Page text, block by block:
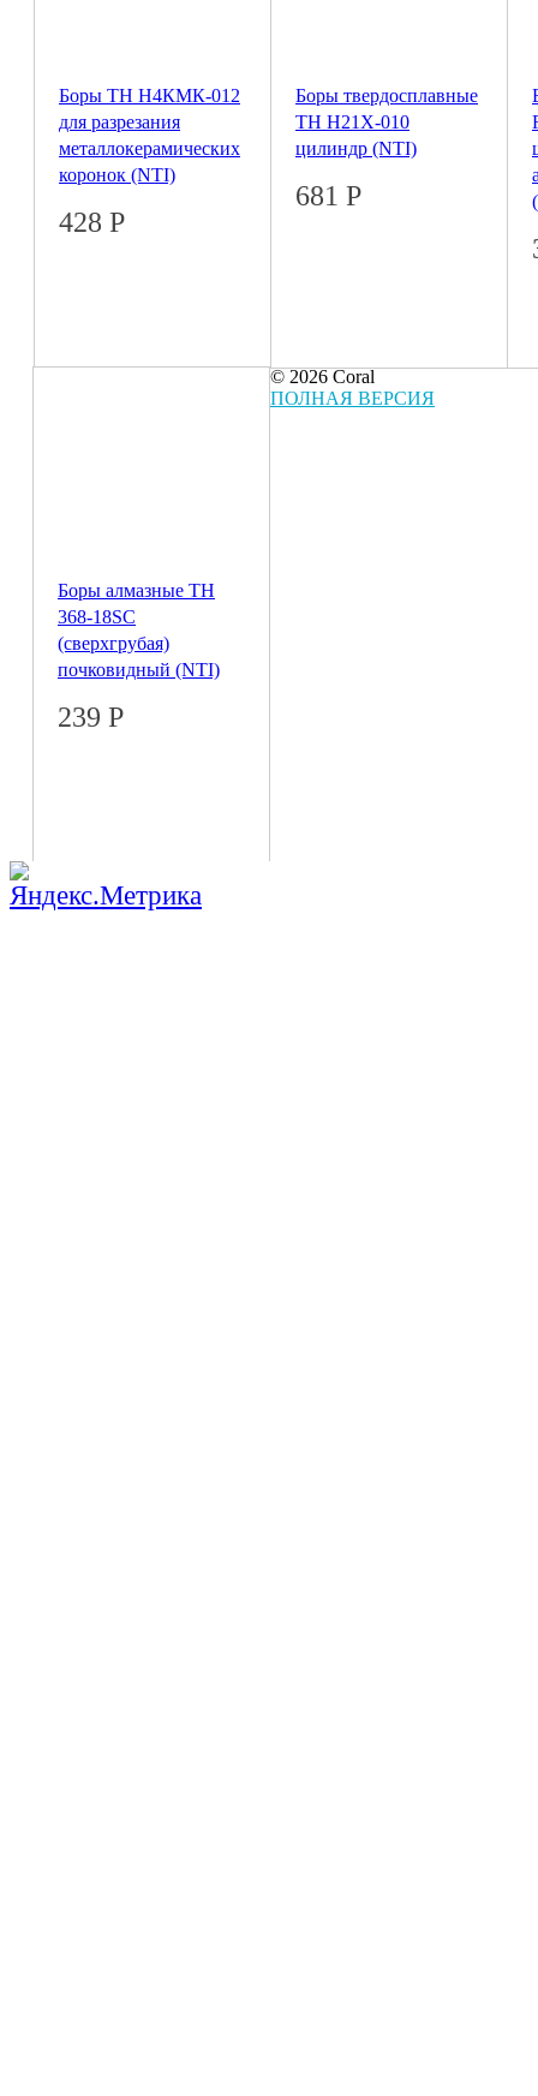
Боры ТН Н4КМК-012
для разрезания
металлокерамических
коронок (NTI)
428 Р
Боры твердосплавные
ТН H21X-010
цилиндр (NTI)
681 Р
Боры алмазные ТН
368-18SC
(сверхгрубая)
почковидный (NTI)
239 Р
© 2026 Coral
ПОЛНАЯ ВЕРСИЯ